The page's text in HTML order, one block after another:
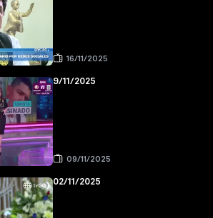
16/11/2025
9/11/2025
09/11/2025
02/11/2025